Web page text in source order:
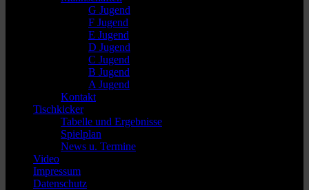
G Jugend
F Jugend
E Jugend
D Jugend
C Jugend
B Jugend
A Jugend
Kontakt
Tischkicker
Tabelle und Ergebnisse
Spielplan
News u. Termine
Video
Impressum
Datenschutz